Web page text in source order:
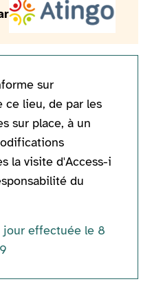
sur
ce lieu, de par les
sur place, à un
la visite d'Access-i
du
jour effectuée le 8